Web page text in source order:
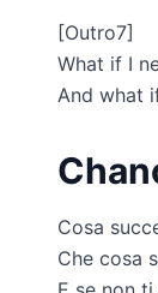
[Outro7]
What if I
And what
Cosa
Che cosa